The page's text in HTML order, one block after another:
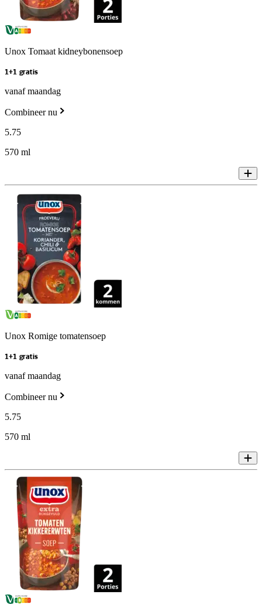
Unox Tomaat kidneybonensoep
1+1 gratis
vanaf maandag
Combineer nu
5.75
570 ml
Unox Romige tomatensoep
1+1 gratis
vanaf maandag
Combineer nu
5.75
570 ml